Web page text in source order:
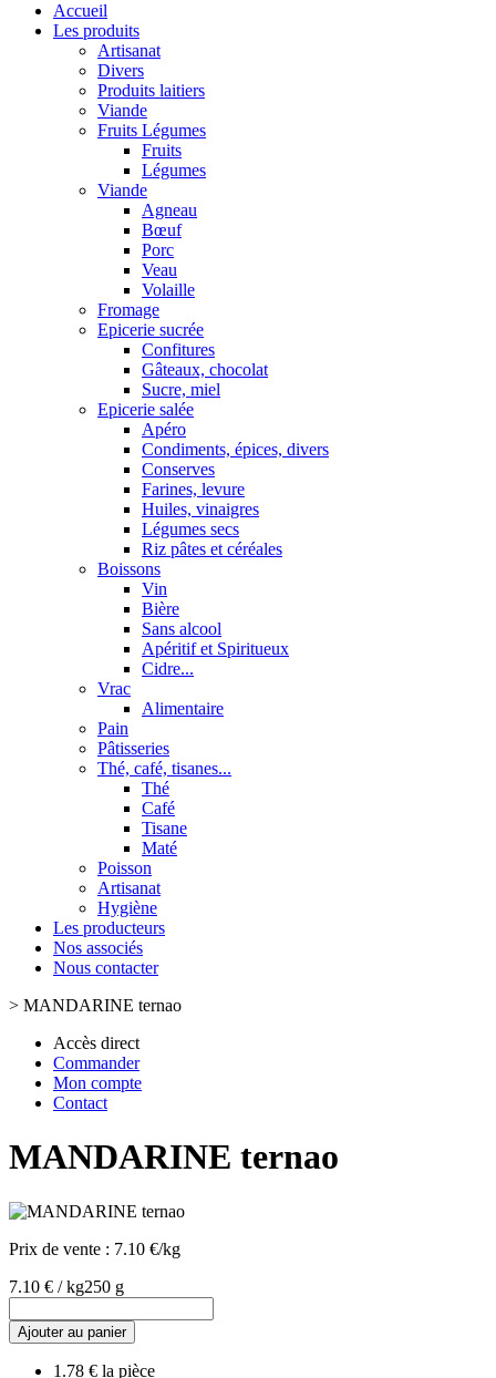
Accueil
Les produits
Artisanat
Divers
Produits laitiers
Viande
Fruits Légumes
Fruits
Légumes
Viande
Agneau
Bœuf
Porc
Veau
Volaille
Fromage
Epicerie sucrée
Confitures
Gâteaux, chocolat
Sucre, miel
Epicerie salée
Apéro
Condiments, épices, divers
Conserves
Farines, levure
Huiles, vinaigres
Légumes secs
Riz pâtes et céréales
Boissons
Vin
Bière
Sans alcool
Apéritif et Spiritueux
Cidre...
Vrac
Alimentaire
Pain
Pâtisseries
Thé, café, tisanes...
Thé
Café
Tisane
Maté
Poisson
Artisanat
Hygiène
Les producteurs
Nos associés
Nous contacter
> MANDARINE ternao
Accès direct
Commander
Mon compte
Contact
MANDARINE ternao
Prix de vente : 7.10 €/kg
7.10 € / kg250 g
Ajouter au panier
1.78 € la pièce